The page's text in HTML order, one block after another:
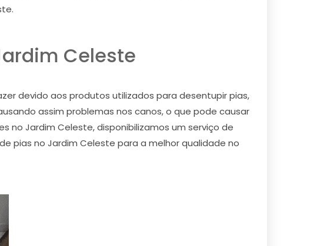
Celeste
devido aos produtos utilizados para desentupir pias,
assim problemas nos canos, o que pode causar
no Jardim Celeste, disponibilizamos um serviço de
pias no Jardim Celeste para a melhor qualidade no